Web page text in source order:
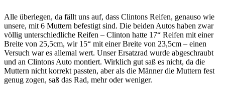
Alle überlegen, da fällt uns auf, dass Clintons Reifen, genauso wie
unsere, mit 6 Muttern befestigt sind. Die beiden Autos haben zwar
völlig unterschiedliche Reifen – Clinton hatte 17“ Reifen mit einer
Breite von 25,5cm, wir 15“ mit einer Breite von 23,5cm – einen
Versuch war es allemal wert. Unser Ersatzrad wurde abgeschraubt
und an Clintons Auto montiert. Wirklich gut saß es nicht, da die
Muttern nicht korrekt passten, aber als die Männer die Muttern fest
genug zogen, saß das Rad, mehr oder weniger.